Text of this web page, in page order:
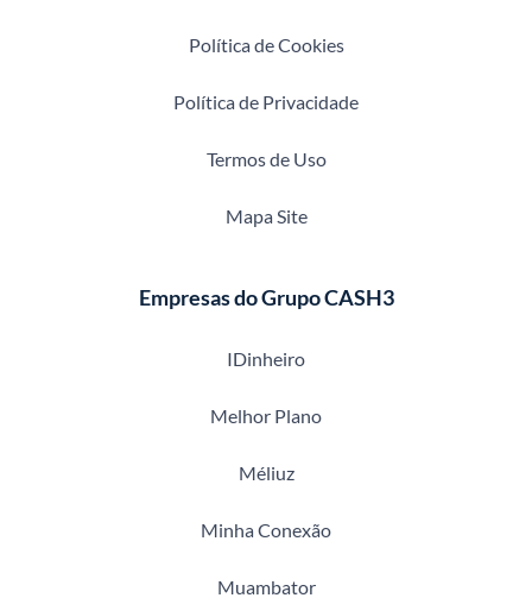
Política de Cookies
Política de Privacidade
Termos de Uso
Mapa Site
Empresas do Grupo CASH3
IDinheiro
Melhor Plano
Méliuz
Minha Conexão
Muambator